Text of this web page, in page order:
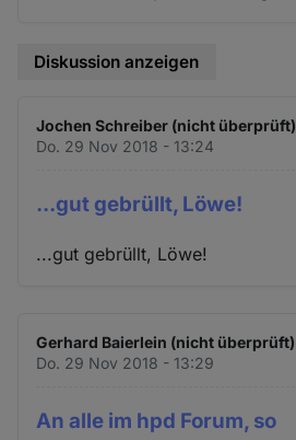
Diskussion anzeigen
Jochen Schreiber (nicht überprüft)
Do. 29 Nov 2018 - 13:24
...gut gebrüllt, Löwe!
...gut gebrüllt, Löwe!
Gerhard Baierlein (nicht überprüft)
Do. 29 Nov 2018 - 13:29
An alle im hpd Forum, so